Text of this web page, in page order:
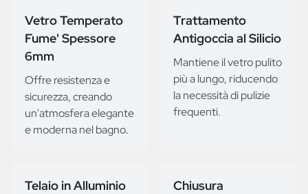
Vetro Temperato
Fume' Spessore
6mm
Offre resistenza e
sicurezza, creando
un'atmosfera elegante
e moderna nel bagno.
Trattamento
Antigoccia al Silicio
Mantiene il vetro pulito
più a lungo, riducendo
la necessità di pulizie
frequenti.
Telaio in Alluminio
Chiusura